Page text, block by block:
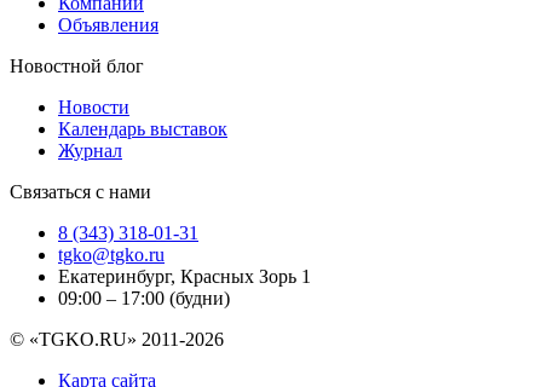
Объявления
Новостной блог
Новости
Календарь выставок
Журнал
Связаться с нами
8 (343) 318-01-31
tgko@tgko.ru
Екатеринбург, Красных Зорь 1
09:00 – 17:00 (будни)
© «TGKO.RU» 2011-2026
Карта сайта